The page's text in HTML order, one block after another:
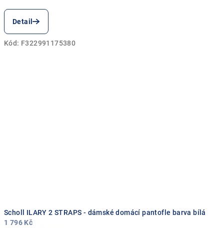
Detail
Kód: F322991175380
Scholl ILARY 2 STRAPS - dámské domácí pantofle barva bílá
1 796 Kč